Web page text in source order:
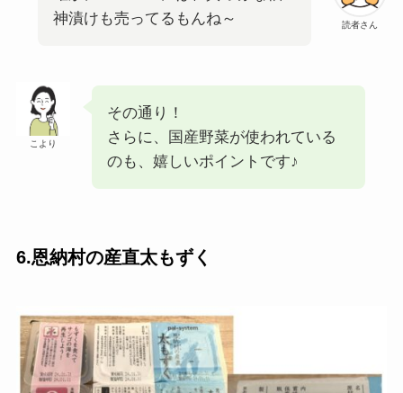
読者さん
神漬けも売ってるもんね～
こより
その通り！
さらに、国産野菜が使われている
のも、嬉しいポイントです♪
6.恩納村の産直太もずく